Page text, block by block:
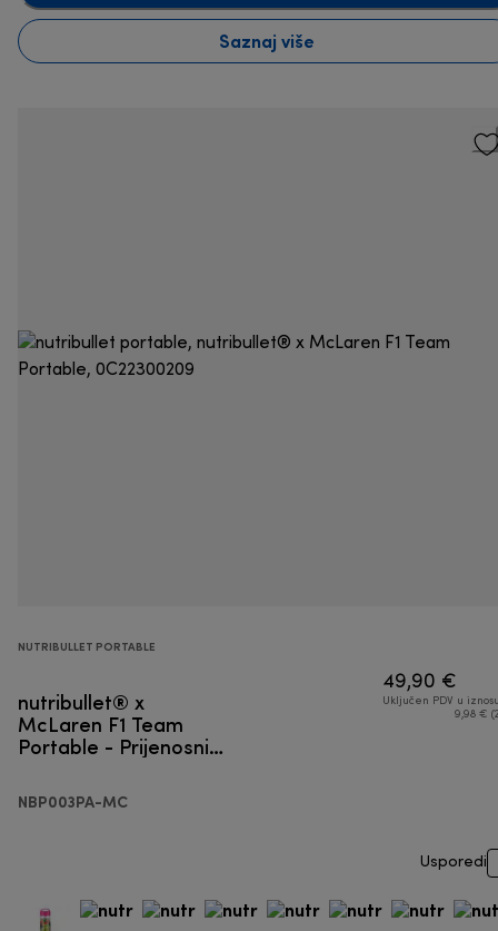
Saznaj više
NUTRIBULLET PORTABLE
nutribullet® x
McLaren F1 Team
Portable - Prijenosni
NBP003PA-MC
49,90 €
Uključen PDV u
9,98 €
Usporedi